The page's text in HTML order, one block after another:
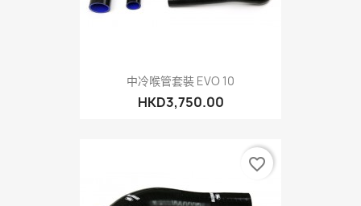
中冷喉管套裝 EVO 10
HKD3,750.00
favorite_border